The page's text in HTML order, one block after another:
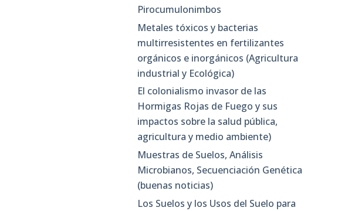
Pirocumulonimbos
Metales tóxicos y bacterias
multirresistentes en fertilizantes
orgánicos e inorgánicos (Agricultura
industrial y Ecológica)
El colonialismo invasor de las
Hormigas Rojas de Fuego y sus
impactos sobre la salud pública,
agricultura y medio ambiente)
Muestras de Suelos, Análisis
Microbianos, Secuenciación Genética
(buenas noticias)
Los Suelos y los Usos del Suelo para